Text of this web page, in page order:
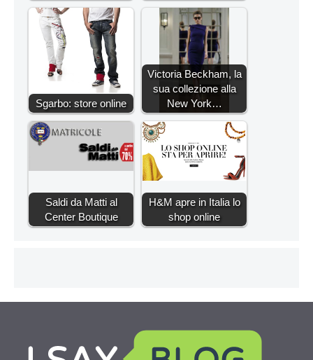
Sgarbo: store online
Victoria Beckham, la
sua collezione alla
New York…
Saldi da Matti al
Center Boutique
H&M apre in Italia lo
shop online